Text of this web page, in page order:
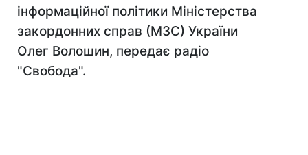
інформаційної політики Міністерства
закордонних справ (МЗС) України
Олег Волошин, передає радіо
"Свобода".